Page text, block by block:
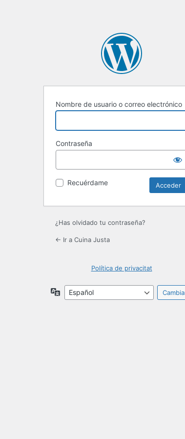
Nombre de usuario o correo electrónico
Contraseña
Recuérdame
¿Has olvidado tu contraseña?
← Ir a Cuina Justa
Política de privacitat
Idioma